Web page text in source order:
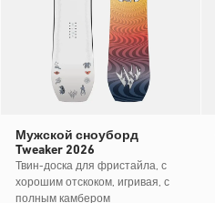
Мужской сноуборд
Tweaker 2026
Твин-доска для фристайла, с
хорошим отскоком, игривая, с
полным камбером